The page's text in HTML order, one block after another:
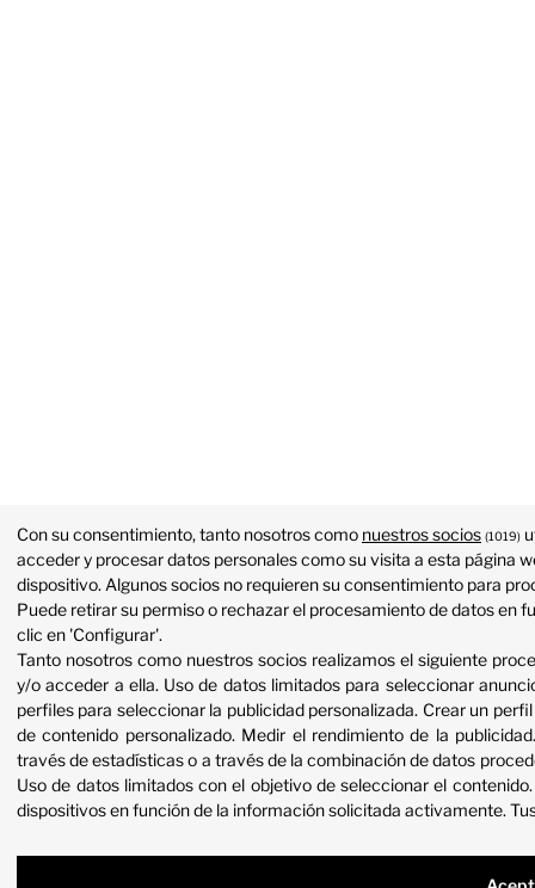
Con su consentimiento, tanto nosotros como nuestros socios (1019)
acceder y procesar datos personales como su visita a esta página
dispositivo. Algunos socios no requieren su consentimiento para
Puede retirar su permiso o rechazar el procesamiento de datos en
clic en 'Configurar'.
Tanto nosotros como nuestros socios realizamos el siguiente
y/o acceder a ella. Uso de datos limitados para seleccionar
perfiles para seleccionar la publicidad personalizada. Crear un
de contenido personalizado. Medir el rendimiento de la publicidad
través de estadísticas o a través de la combinación de datos
Uso de datos limitados con el objetivo de seleccionar el contenido
dispositivos en función de la información solicitada activamente.